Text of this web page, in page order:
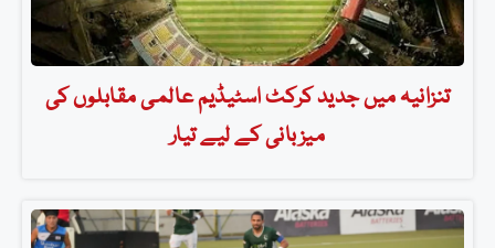
تنزانیہ میں جدید کرکٹ اسٹیڈیم عالمی مقابلوں کی
میزبانی کے لیے تیار